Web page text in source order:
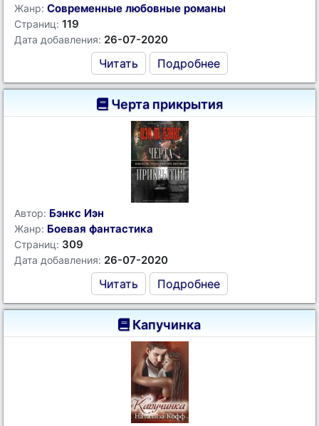
Жанр: Современные любовные романы
Страниц: 119
Дата добавления: 26-07-2020
Читать Подробнее
Черта прикрытия
Автор: Бэнкс Иэн
Жанр: Боевая фантастика
Страниц: 309
Дата добавления: 26-07-2020
Читать Подробнее
Капучинка